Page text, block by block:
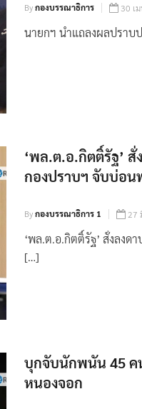
Byกองบรรณาธิการ 30 เ
นายกฯ นำแถลงผลปราบ
‘พล.ต.อ.กิตติ์รัฐ’
กองปราบฯ จับบ่อ
Byกองบรรณาธิการ 1 27
‘พล.ต.อ.กิตติ์รัฐ’ สั่งลงด
[…]
บุกจับนักพนัน 45 ค
หนองจอก